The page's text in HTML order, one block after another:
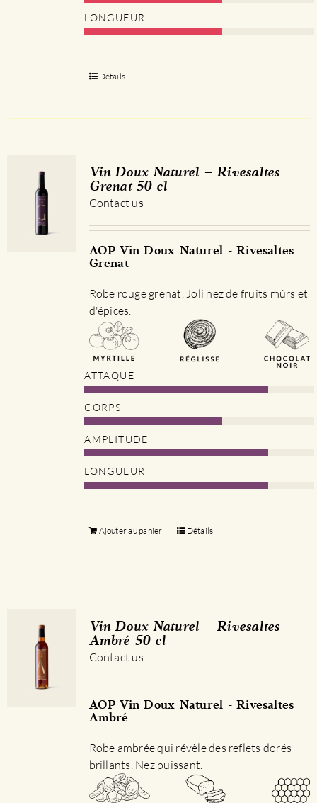
LONGUEUR
Détails
Vin Doux Naturel – Rivesaltes
Grenat 50 cl
Contact us
AOP Vin Doux Naturel - Rivesaltes
Grenat
Robe rouge grenat. Joli nez de fruits mûrs et
d'épices.
ATTAQUE
CORPS
AMPLITUDE
LONGUEUR
Ajouter au panier Détails
Vin Doux Naturel – Rivesaltes
Ambré 50 cl
Contact us
AOP Vin Doux Naturel - Rivesaltes
Ambré
Robe ambrée qui révèle des reflets dorés
brillants. Nez puissant.